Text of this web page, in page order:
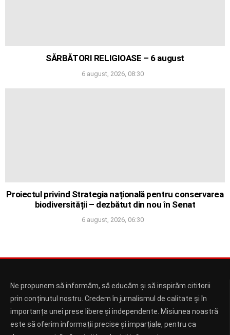
SĂRBĂTORI RELIGIOASE – 6 august
6 august, 2026, 08:30
Proiectul privind Strategia națională pentru conservarea
biodiversității – dezbătut din nou în Senat
6 august, 2026, 06:30
Ne propunem să informăm, să educăm și să inspirăm cititorii
prin conținutul nostru. Credem în jurnalismul de calitate și în
importanța unei prese libere și independente. Misiunea noastră
este să oferim informații precise și imparțiale, pentru ca